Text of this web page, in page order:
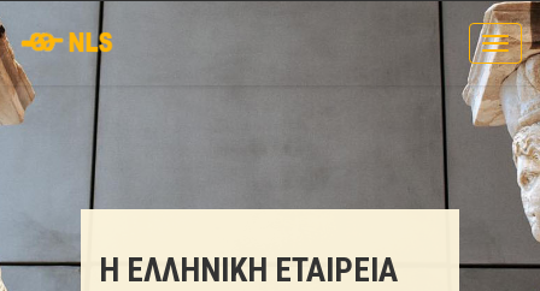
Η ΕΛΛΗΝΙΚΗ ΕΤΑΙΡΕΙΑ